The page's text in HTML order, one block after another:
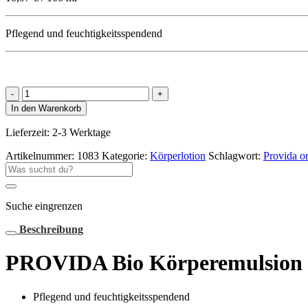
Pflegend und feuchtigkeitsspendend
PROVIDA
Bio
Körperemulsion
Menge
In den Warenkorb
Lieferzeit: 2-3 Werktage
Artikelnummer: 1083 Kategorie: Körperlotion Schlagwort: Provida
Suche
nach:
Suche eingrenzen
Beschreibung
PROVIDA Bio Körperemulsion
Pflegend und feuchtigkeitsspendend